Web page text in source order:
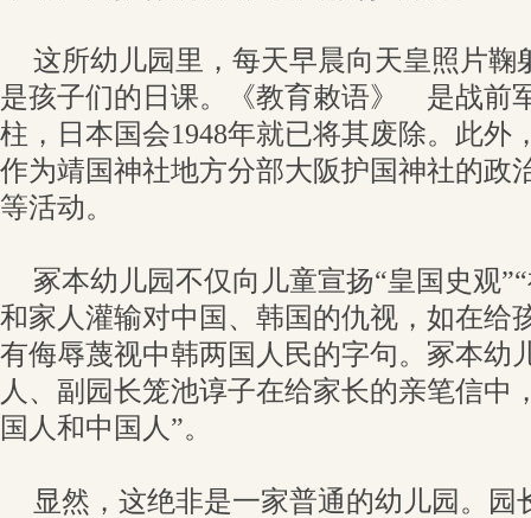
这所幼儿园里，每天早晨向天皇照片鞠
是孩子们的日课。《教育敕语》 是战前
柱，日本国会1948年就已将其废除。此外
作为靖国神社地方分部大阪护国神社的政
等活动。
冢本幼儿园不仅向儿童宣扬“皇国史观
和家人灌输对中国、韩国的仇视，如在给
有侮辱蔑视中韩两国人民的字句。冢本幼
人、副园长笼池谆子在给家长的亲笔信中
国人和中国人”。
显然，这绝非是一家普通的幼儿园。园